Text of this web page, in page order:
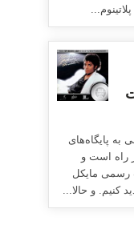
به پایگاه‌های
راه است و
رسمی مایکل
کنیم. و حالا...